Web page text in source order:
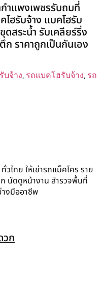
ำแพงเพชรรับถมที่
โฮรับจ้าง แบคโฮรับ
สระน้ำ รับเคลียร์ริ่ง
ราคาถูกเป็นกันเอง
บจ้าง, รถแบคโฮรับจ้าง, รถ
ไทย ให้เช่ารถแม็คโคร ราย
ก นัดดูหน้างาน สำรวจพื้นที่
างมืออาชีพ
วก